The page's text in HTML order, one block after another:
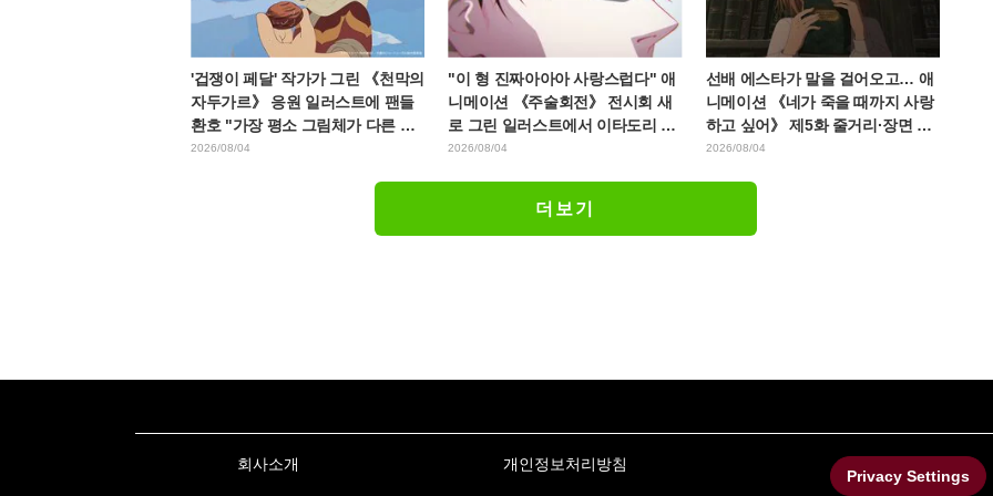
'겁쟁이 페달' 작가가 그린 《천막의
자두가르》 응원 일러스트에 팬들
환호 "가장 평소 그림체가 다른 사
람이 그리면 이렇게 된다"
2026/08/04
"이 형 진짜아아아 사랑스럽다" 애
니메이션 《주술회전》 전시회 새
로 그린 일러스트에서 이타도리 유
지에게 다가가는 초소에 팬들 환호
2026/08/04
선배 에스타가 말을 걸어오고… 애
니메이션 《네가 죽을 때까지 사랑
하고 싶어》 제5화 줄거리·장면 컷·
WEB 예고·에피소드 포스터 공개
2026/08/04
더보기
회사소개 개인정보처리방침
Privacy Settings